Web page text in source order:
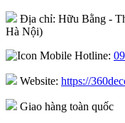
Địa chỉ: Hữu Bằng -
Hà Nội)
Hotline:
Website: https://
Giao hàng toàn quốc